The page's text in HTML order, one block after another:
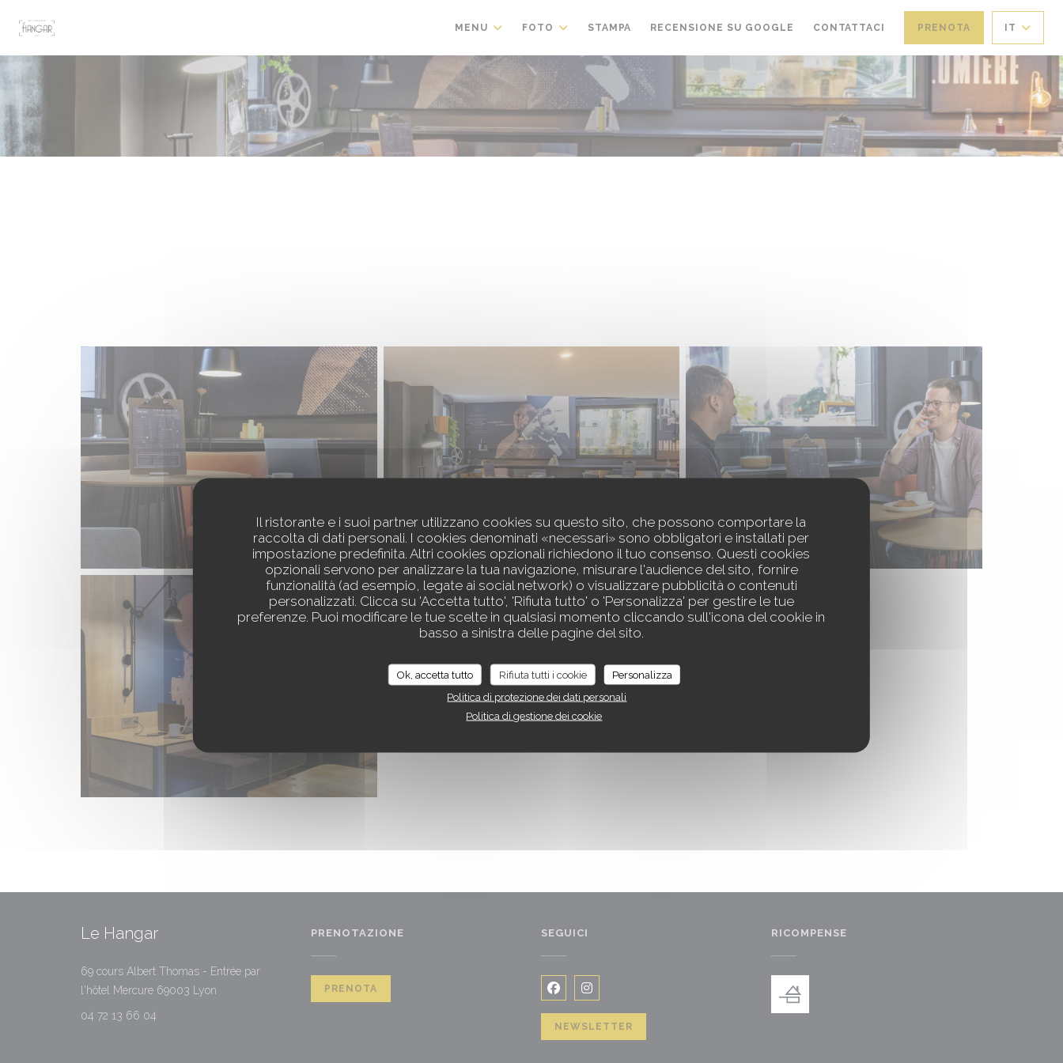
Il ristorante e i suoi partner utilizzano cookies su questo sito, che possono comportare la
raccolta di dati personali. I cookies denominati «necessari» sono obbligatori e installati per
impostazione predefinita. Altri cookies opzionali richiedono il tuo consenso. Questi cookies
opzionali servono per analizzare la tua navigazione, misurare l'audience del sito, fornire
funzionalità (ad esempio, legate ai social network) o visualizzare pubblicità o contenuti
personalizzati. Clicca su 'Accetta tutto', 'Rifiuta tutto' o 'Personalizza' per gestire le tue
preferenze. Puoi modificare le tue scelte in qualsiasi momento cliccando sull'icona del cookie in
basso a sinistra delle pagine del sito.
Ok, accetta tutto Rifiuta tutti i cookie
Personalizza
Politica di protezione dei dati personali
Politica di gestione dei cookie
MENU FOTO STAMPA RECENSIONE SU GOOGLE ((APRE UNA NUOVA FINESTRA))
CONTATTACI PRENOTA IT
Le Hangar
69 cours Albert Thomas - Entrée par
l'hôtel Mercure 69003 Lyon ((apre una nuova finestra))
04 72 13 66 04
PRENOTAZIONE
PRENOTA
SEGUICI
Facebook ((apre una nuova finestra))
Instagram ((apre una nuova finestra))
NEWSLETTER
RICOMPENSE